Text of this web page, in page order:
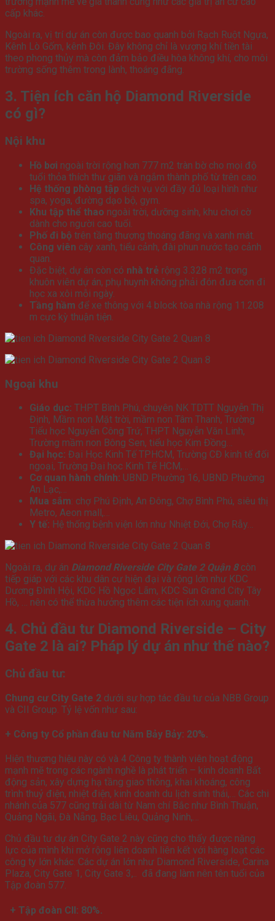
cấp khác.
Ngoài ra, vị trí dự án còn được bao quanh bởi Rạch Ruột Ngựa,
Kênh Lò Gốm, kênh Đôi. Đây không chỉ là vượng khí tiền tài
theo phong thủy mà còn đảm bảo điều hòa không khí, cho môi
trường sống thêm trong lành, thoáng đãng.
3. Tiện ích căn hộ Diamond Riverside
có gì?
Nội khu
Hồ bơi ngoài trời rộng hơn 777 m2 tràn bờ cho mọi độ
tuổi thỏa thích thư giãn và ngắm thành phố từ trên cao.
Hệ thống phòng tập dịch vụ với đầy đủ loại hình như
spa, yoga, đường dạo bộ, gym.
Khu tập thể thao ngoài trời, dưỡng sinh, khu chơi cờ
dành cho người cao tuổi.
Phố đi bộ trên tầng thượng thoáng đãng và xanh mát.
Công viên cây xanh, tiểu cảnh, đài phun nước tạo cảnh
quan.
Đặc biệt, dự án còn có nhà trẻ rộng 3.328 m2 trong
khuôn viên dự án, phụ huynh không phải đón đưa con đi
học xa xôi mỗi ngày.
Tầng hầm để xe thông với 4 block tòa nhà rộng 11.208
m cực kỳ thuận tiện.
Ngoại khu
Giáo dục: THPT Bình Phú, chuyên NK TDTT Nguyễn Thị
Định, Mầm non Mặt trời, mầm non Tâm Thanh, Trường
Tiểu học Nguyễn Công Trứ, THPT Nguyễn Văn Linh,
Trường mầm non Bông Sen, tiểu học Kim Đồng…
Đại học: Đại Học Kinh Tế TPHCM, Trường CĐ kinh tế đối
ngoại, Trường Đại học Kinh Tế HCM,…
Cơ quan hành chính: UBND Phường 16, UBND Phường
An Lạc,…
Mua sắm: chợ Phú Định, An Đông, Chợ Bình Phú, siêu thị
Metro, Aeon mall,…
Y tế: Hệ thống bệnh viện lớn như Nhiệt Đới, Chợ Rẫy…
Ngoài ra, dự án Diamond Riverside City Gate 2 Quận 8còn
tiếp giáp với các khu dân cư hiện đại và rộng lớn như KDC
Dương Đình Hội, KDC Hồ Ngọc Lãm, KDC Sun Grand City Tây
Hồ, … nên có thể thừa hưởng thêm các tiện ích xung quanh.
4. Chủ đầu tư Diamond Riverside – City
Gate 2 là ai? Pháp lý dự án như thế nào?
Chủ đầu tư:
Chung cư City Gate 2 dưới sự hợp tác đầu tư của NBB Group
và CII Group. Tỷ lệ vốn như sau:
+ Công ty Cổ phần đầu tư Năm Bảy Bảy: 20%.
Hiện thương hiệu này có và 4 Công ty thành viên hoạt động
mạnh mẽ trong các ngành nghề là phát triển – kinh doanh Bất
động sản, xây dựng hạ tầng giao thông, khai khoáng, công
trình thuỷ điện, nhiệt điện, kinh doanh du lịch sinh thái,… Các chi
nhánh của 577 cũng trải dài từ Nam chí Bắc như Bình Thuận,
Quảng Ngãi, Đà Nẵng, Bạc Liêu, Quảng Ninh,…
Chủ đầu tư dự án City Gate 2 này cũng cho thấy được năng
lực của mình khi mở rộng liên doanh liên kết với hàng loạt các
công ty lớn khác. Các dự án lớn như Diamond Riverside, Carina
Plaza, City Gate 1, City Gate 3,.. đã đang làm nên tên tuổi của
Tập đoàn 577.
+ Tập đoàn CII: 80%.